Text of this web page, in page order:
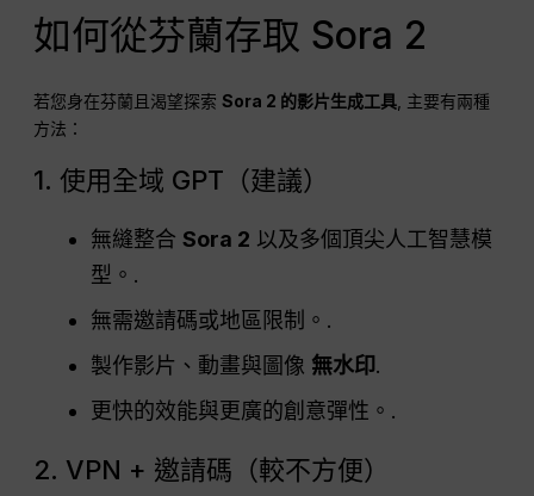
如何從芬蘭存取 Sora 2
若您身在芬蘭且渴望探索Sora 2 的影片生成工具 , 主要有兩種
方法：
1. 使用全域 GPT（建議）
無縫整合Sora 2 以及多個頂尖人工智慧模
型。.
無需邀請碼或地區限制。.
製作影片、動畫與圖像 無水印.
更快的效能與更廣的創意彈性。.
2. VPN + 邀請碼（較不方便）